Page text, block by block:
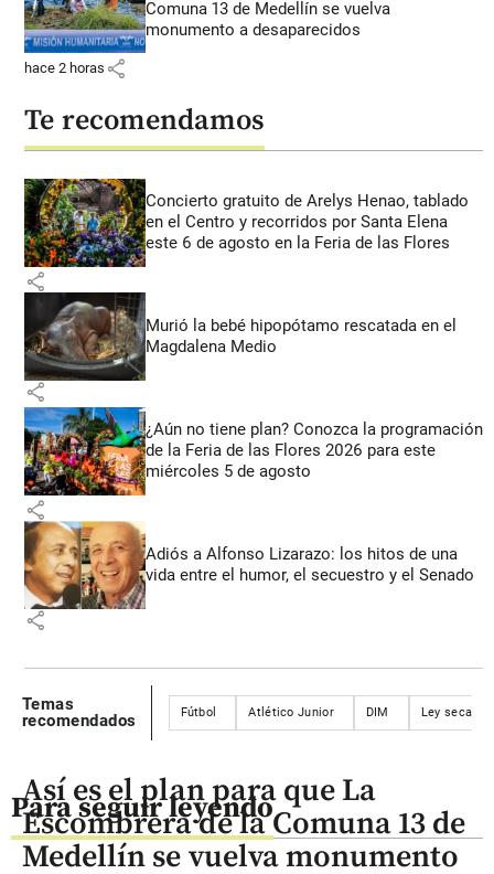
Comuna 13 de Medellín se vuelva
monumento a desaparecidos
hace 2 horas share
Te recomendamos
Concierto gratuito de Arelys Henao, tablado
en el Centro y recorridos por Santa Elena
este 6 de agosto en la Feria de las Flores
share
Murió la bebé hipopótamo rescatada en el
Magdalena Medio
share
¿Aún no tiene plan? Conozca la programación
de la Feria de las Flores 2026 para este
miércoles 5 de agosto
share
Adiós a Alfonso Lizarazo: los hitos de una
vida entre el humor, el secuestro y el Senado
share
Temas
recomendados
Fútbol Atlético Junior DIM Ley seca
Para seguir leyendo
Así es el plan para que La
Escombrera de la Comuna 13 de
Medellín se vuelva monumento